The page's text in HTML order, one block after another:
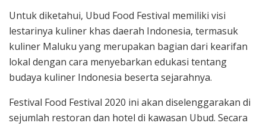
Untuk diketahui, Ubud Food Festival memiliki visi
lestarinya kuliner khas daerah Indonesia, termasuk
kuliner Maluku yang merupakan bagian dari kearifan
lokal dengan cara menyebarkan edukasi tentang
budaya kuliner Indonesia beserta sejarahnya.
Festival Food Festival 2020 ini akan diselenggarakan di
sejumlah restoran dan hotel di kawasan Ubud. Secara